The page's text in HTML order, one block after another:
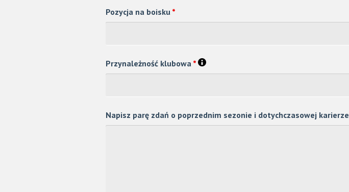
Pozycja na boisku *
Przynależność klubowa *
Napisz parę zdań o poprzednim sezonie i dotychczasowej karierze